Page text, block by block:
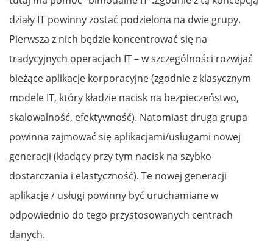
działy IT powinny zostać podzielona na dwie grupy.
Pierwsza z nich będzie koncentrować się na
tradycyjnych operacjach IT – w szczególności rozwijać
bieżące aplikacje korporacyjne (zgodnie z klasycznym
modele IT, który kładzie nacisk na bezpieczeństwo,
skalowalność, efektywność). Natomiast druga grupa
powinna zajmować się aplikacjami/usługami nowej
generacji (kładący przy tym nacisk na szybko
dostarczania i elastyczność). Te nowej generacji
aplikacje / usługi powinny być uruchamiane w
odpowiednio do tego przystosowanych centrach
danych.